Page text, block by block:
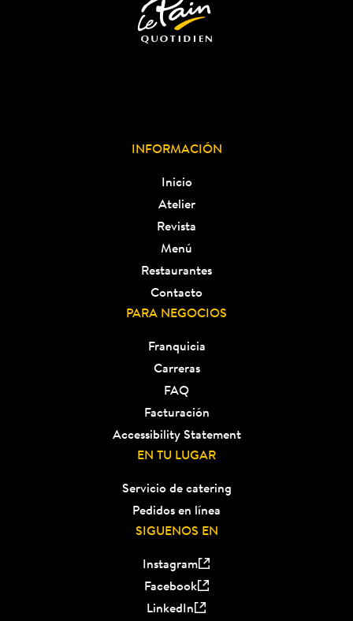
INFORMACIÓN
Inicio
Atelier
Revista
Menú
Restaurantes
Contacto
PARA NEGOCIOS
Franquicia
Carreras
FAQ
Facturación
Accessibility Statement
EN TU LUGAR
Servicio de catering
Pedidos en línea
SIGUENOS EN
Instagram
Facebook
LinkedIn